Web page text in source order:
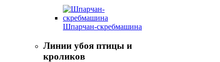
Шпарчан-скребмашина
Линии убоя птицы и
кроликов